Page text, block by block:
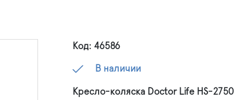
Код: 46586
В наличии
Кресло-коляска Doctor Life HS-2750